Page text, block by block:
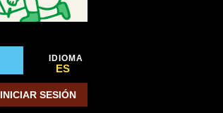
IDIOMA
ES
INICIAR SESIÓN